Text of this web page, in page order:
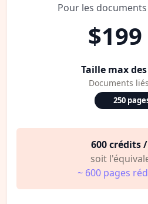
Pour les
$199
Taille max
Documents
250
600 crédits
soit
~ 600 pages